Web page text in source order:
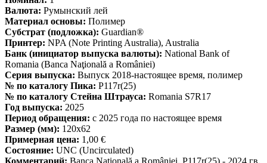
Валюта: Румынский лей
Материал основы: Полимер
Субстрат (подложка): Guardian®
Принтер: NPA (Note Printing Australia), Australia
Банк (инициатор выпуска валюты): National Bank of
Romania (Banca Naţională a României)
Серия выпуска: Выпуск 2018-настоящее время, полимер
№ по каталогу Пика: P117r(25)
№ по каталогу Стейна Штрауса: Romania S7R17
Год выпуска: 2025
Период обращения: с 2025 года по настоящее время
Размер (мм): 120x62
Примерная цена: 1,00 €
Состояние: UNC (Uncirculated)